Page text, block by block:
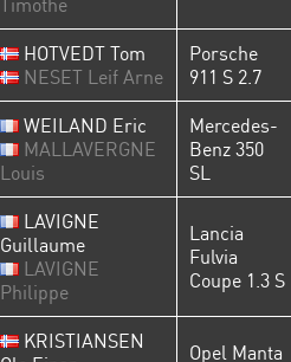
Timothe
HOTVEDT Tom
NESET Leif Arne
Porsche
911 S 2.7
WEILAND Eric
MALLAVERGNE
Louis
Mercedes-
Benz 350
SL
LAVIGNE
Guillaume
LAVIGNE
Philippe
Lancia
Fulvia
Coupe 1.3 S
KRISTIANSEN
Opel Manta